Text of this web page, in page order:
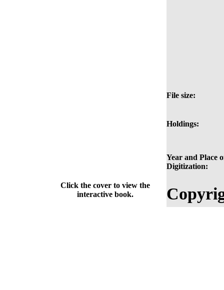
File size:
Holdings:
Year and Place
Digitization:
Click the cover to view the
interactive book.